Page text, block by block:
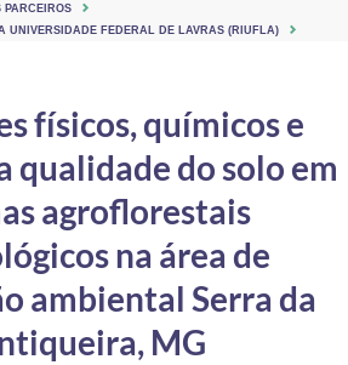
e dos Direitos Humanos
PARCEIROS
UNIVERSIDADE FEDERAL DE LAVRAS (RIUFLA)
físicos, químicos e
qualidade do solo em
agroflorestais
na área de
ambiental Serra da
MG